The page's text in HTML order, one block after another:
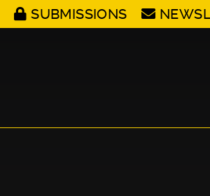
SUBMISSIONS